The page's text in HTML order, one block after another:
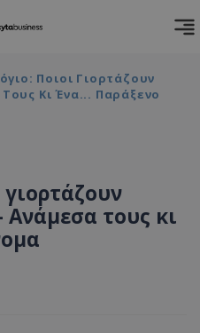
Ποιοι Γιορτάζουν
Κι Ένα... Παράξενο
γιορτάζουν
τους κι